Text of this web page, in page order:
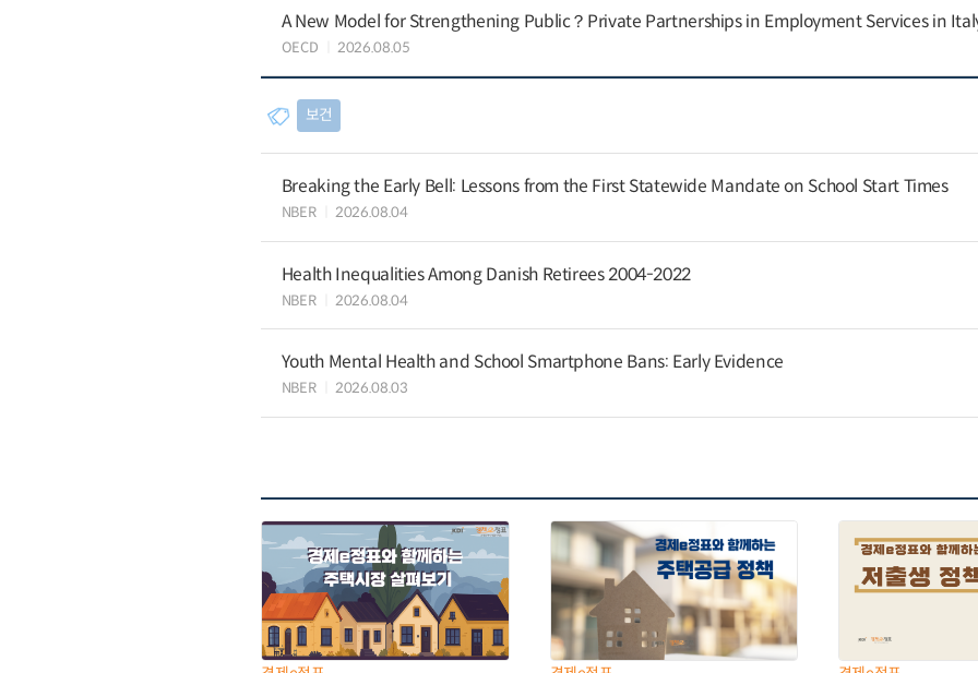
A New Model for Strengthening Public？Private Partnerships in Employment Services in
OECD 2026.08.05
보건
Breaking the Early Bell: Lessons from the First Statewide Mandate on School Start Times
NBER 2026.08.04
Health Inequalities Among Danish Retirees 2004-2022
NBER 2026.08.04
Youth Mental Health and School Smartphone Bans: Early Evidence
NBER 2026.08.03